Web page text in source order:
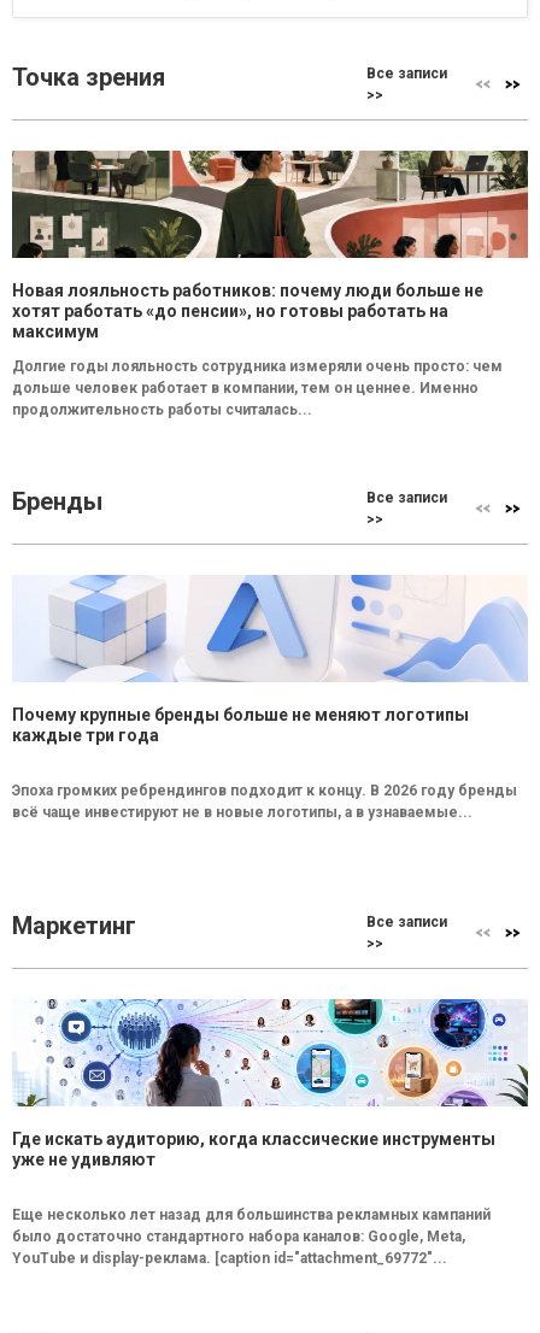
Точка зрения
Все записи
>>
Новая лояльность работников: почему люди больше не
хотят работать «до пенсии», но готовы работать на
максимум
Долгие годы лояльность сотрудника измеряли очень просто: чем
дольше человек работает в компании, тем он ценнее. Именно
продолжительность работы считалась...
Бренды
Все записи
>>
Почему крупные бренды больше не меняют логотипы
каждые три года
Эпоха громких ребрендингов подходит к концу. В 2026 году бренды
всё чаще инвестируют не в новые логотипы, а в узнаваемые...
Маркетинг
Все записи
>>
Где искать аудиторию, когда классические инструменты
уже не удивляют
Еще несколько лет назад для большинства рекламных кампаний
было достаточно стандартного набора каналов: Google, Meta,
YouTube и display-реклама. [caption id="attachment_69772"...